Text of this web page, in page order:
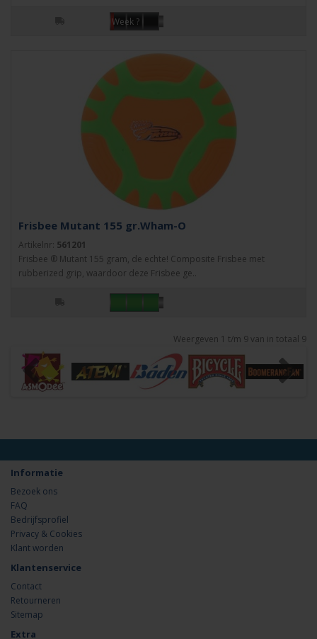
Week ?
Frisbee Mutant 155 gr.Wham-O
Artikelnr: 561201
Frisbee ® Mutant 155 gram, de echte! Composite Frisbee met
rubberized grip, waardoor deze Frisbee ge..
Weergeven 1 t/m 9 van in totaal 9
Informatie
Bezoek ons
FAQ
Bedrijfsprofiel
Privacy & Cookies
Klant worden
Klantenservice
Contact
Retourneren
Sitemap
Extra